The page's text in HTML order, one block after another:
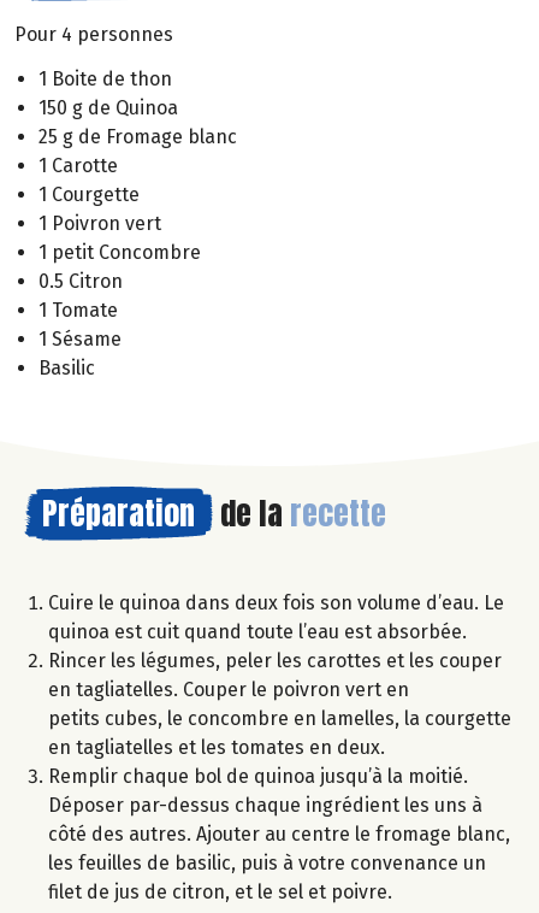
Pour 4 personnes
1 Boite de thon
150 g de Quinoa
25 g de Fromage blanc
1 Carotte
1 Courgette
1 Poivron vert
1 petit Concombre
0.5 Citron
1 Tomate
1 Sésame
Basilic
Préparation de la recette
Cuire le quinoa dans deux fois son volume d’eau. Le
quinoa est cuit quand toute l’eau est absorbée.
Rincer les légumes, peler les carottes et les couper
en tagliatelles. Couper le poivron vert en
petits cubes, le concombre en lamelles, la courgette
en tagliatelles et les tomates en deux.
Remplir chaque bol de quinoa jusqu’à la moitié.
Déposer par-dessus chaque ingrédient les uns à
côté des autres. Ajouter au centre le fromage blanc,
les feuilles de basilic, puis à votre convenance un
filet de jus de citron, et le sel et poivre.